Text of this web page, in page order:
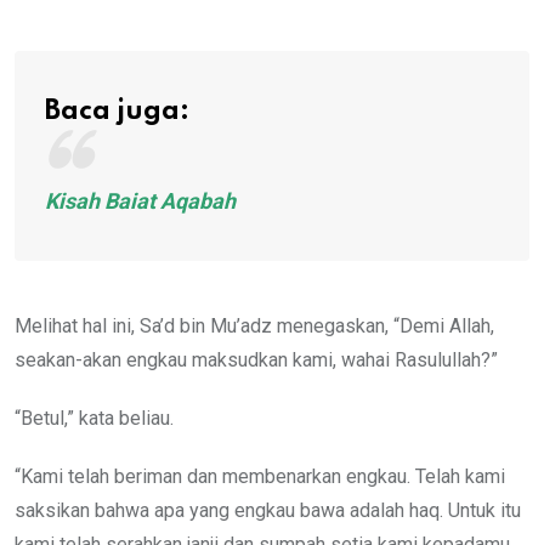
Baca juga:
Kisah Baiat Aqabah
Melihat hal ini, Sa’d bin Mu’adz menegaskan, “Demi Allah,
seakan-akan engkau maksudkan kami, wahai Rasulullah?”
“Betul,” kata beliau.
“Kami telah beriman dan membenarkan engkau. Telah kami
saksikan bahwa apa yang engkau bawa adalah haq. Untuk itu